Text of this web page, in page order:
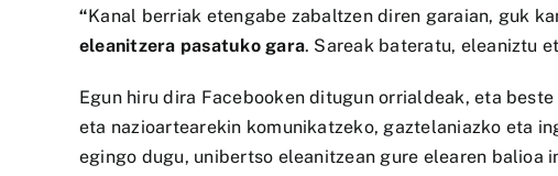
“Kanal berriak etengabe zabaltzen diren garaian, guk
eleanitzera pasatuko gara. Sareak bateratu, eleaniztu
Egun hiru dira Facebooken ditugun orrialdeak, eta
eta nazioartearekin komunikatzeko, gaztelaniazko eta
egingo dugu, unibertso eleanitzean gure elearen balioa